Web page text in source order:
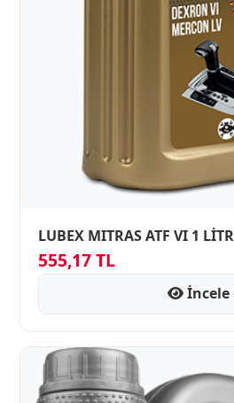
LUBEX MITRAS ATF VI 1
555,17 TL
İncele